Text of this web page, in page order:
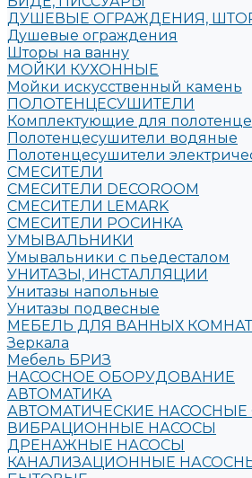
ДУШЕВЫЕ ОГРАЖДЕНИЯ,
Душевые ограждения
Шторы на ванну
МОЙКИ КУХОННЫЕ
Мойки искусственный камень
ПОЛОТЕНЦЕСУШИТЕЛИ
Комплектующие для
Полотенцесушители водяные
Полотенцесушители
СМЕСИТЕЛИ
СМЕСИТЕЛИ DECOROOM
СМЕСИТЕЛИ LEMARK
СМЕСИТЕЛИ РОСИНКА
УМЫВАЛЬНИКИ
Умывальники с пьедесталом
УНИТАЗЫ, ИНСТАЛЛЯЦИИ
Унитазы напольные
Унитазы подвесные
МЕБЕЛЬ ДЛЯ ВАННЫХ
Зеркала
Мебель БРИЗ
НАСОСНОЕ ОБОРУДОВАНИЕ
АВТОМАТИКА
АВТОМАТИЧЕСКИЕ НАСОСНЫЕ
ВИБРАЦИОННЫЕ НАСОСЫ
ДРЕНАЖНЫЕ НАСОСЫ
КАНАЛИЗАЦИОННЫЕ